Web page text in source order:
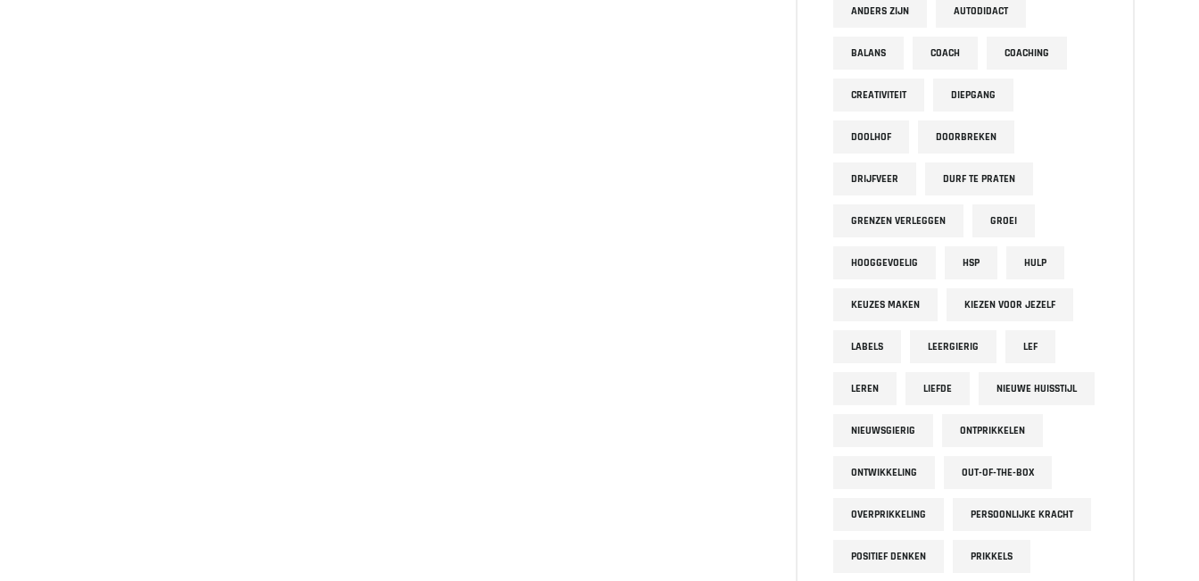
ANDERS ZIJN AUTODIDACT
BALANS COACH COACHING
CREATIVITEIT DIEPGANG
DOOLHOF DOORBREKEN
DRIJFVEER DURF TE PRATEN
GRENZEN VERLEGGEN GROEI
HOOGGEVOELIG HSP HULP
KEUZES MAKEN KIEZEN VOOR JEZELF
LABELS LEERGIERIG LEF
LEREN LIEFDE NIEUWE HUISSTIJL
NIEUWSGIERIG ONTPRIKKELEN
ONTWIKKELING OUT-OF-THE-BOX
OVERPRIKKELING PERSOONLIJKE KRACHT
POSITIEF DENKEN PRIKKELS